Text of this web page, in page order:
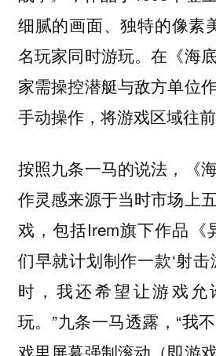
细腻的画面、独特的像素
名玩家同时游玩。在《海
家需操控潜艇与敌方单位
手动操作，将游戏区域往前
按照九条一马的说法，《
作灵感来源于当时市场上
戏，包括Irem旗下作品《
们早就计划制作一款‘射击
时，我还希望让游戏允
玩。”九条一马透露，“我